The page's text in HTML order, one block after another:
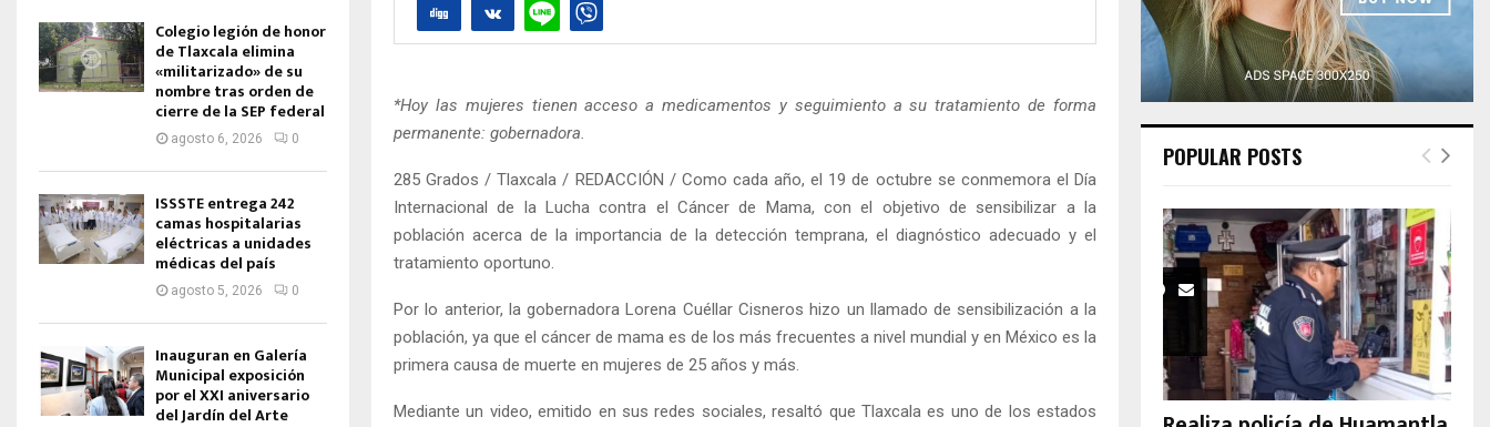
*Hoy las mujeres tienen acceso a medicamentos y seguimiento a su tratamiento de forma
permanente: gobernadora.
285 Grados / Tlaxcala / REDACCIÓN / Como cada año, el 19 de octubre se conmemora el Día
Internacional de la Lucha contra el Cáncer de Mama, con el objetivo de sensibilizar a la
población acerca de la importancia de la detección temprana, el diagnóstico adecuado y el
tratamiento oportuno.
Por lo anterior, la gobernadora Lorena Cuéllar Cisneros hizo un llamado de sensibilización a la
población, ya que el cáncer de mama es de los más frecuentes a nivel mundial y en México es la
primera causa de muerte en mujeres de 25 años y más.
Mediante un video, emitido en sus redes sociales, resaltó que Tlaxcala es uno de los estados
Colegio legión de honor
de Tlaxcala elimina
«militarizado» de su
nombre tras orden de
cierre de la SEP federal
agosto 6, 2026 0
ISSSTE entrega 242
camas hospitalarias
eléctricas a unidades
médicas del país
agosto 5, 2026 0
Inauguran en Galería
Municipal exposición
por el XXI aniversario
del Jardín del Arte
POPULAR POSTS